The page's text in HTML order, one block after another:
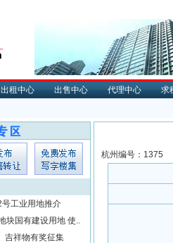
出租中心 出售中心 代理中心 求
杭州编号：1375
工业用地推介
块国有建设用地 使..
吉祥物有奖征集